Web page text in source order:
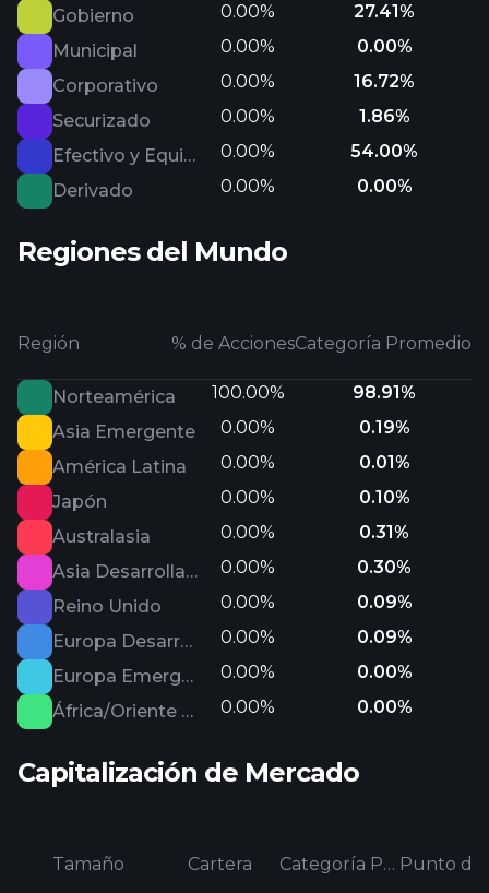
Gobierno
0.00%
27.41%
Municipal
0.00%
0.00%
Corporativo
0.00%
16.72%
Securizado
0.00%
1.86%
Efectivo y Equivalentes
0.00%
54.00%
Derivado
0.00% 0.00%
Regiones del Mundo
Región % de AccionesCategoría Promedio
Norteamérica 100.00%
98.91%
Asia Emergente
0.00%
0.19%
América Latina
0.00%
0.01%
Japón
0.00%
0.10%
Australasia
0.00%
0.31%
Asia Desarrollada
0.00%
0.30%
Reino Unido
0.00%
0.09%
Europa Desarrollada
0.00%
0.09%
Europa Emergente
0.00%
0.00%
África/Oriente Medio
0.00% 0.00%
Capitalización de Mercado
Tamaño Cartera Categoría Promedio